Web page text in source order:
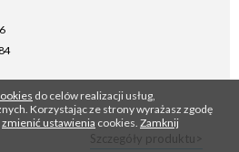
Szczegóły produktu>
do celów realizacji usług,
Korzystając ze strony wyrażasz zgodę
zmienić ustawienia cookies. Zamknij